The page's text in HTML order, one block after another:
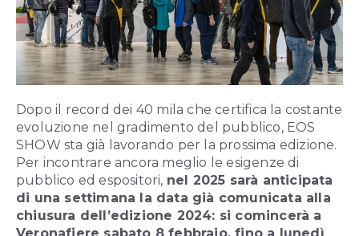
Dopo il record dei 40 mila che certifica la costante
evoluzione nel gradimento del pubblico, EOS
SHOW sta già lavorando per la prossima edizione.
Per incontrare ancora meglio le esigenze di
pubblico ed espositori, nel 2025 sarà anticipata
di una settimana la data già comunicata alla
chiusura dell’edizione 2024: si comincerà a